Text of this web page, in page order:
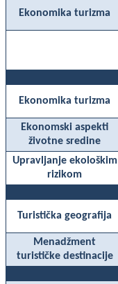
Ekonomika turizma
Ekonomika turizma
Ekonomski aspekti
životne sredine
Upravljanje ekološkim
rizikom
Turistička geografija
Menadžment
turističke destinacije